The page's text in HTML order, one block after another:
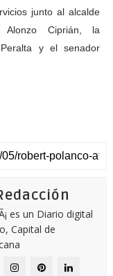
junto al alcalde
Ciprián, la
y el senador
es un Diario digital
Capital de